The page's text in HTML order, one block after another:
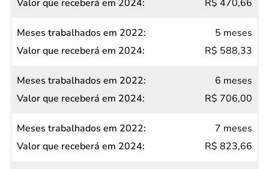
R$ 470,66
5 meses
R$ 588,33
6 meses
R$ 706,00
7 meses
R$ 823,66